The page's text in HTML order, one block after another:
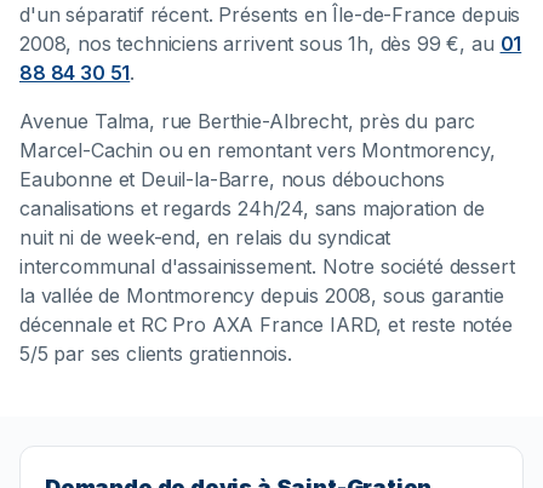
d'un séparatif récent. Présents en Île-de-France depuis
2008, nos techniciens arrivent sous 1h, dès 99 €, au 01
88 84 30 51.
Avenue Talma, rue Berthie-Albrecht, près du parc
Marcel-Cachin ou en remontant vers Montmorency,
Eaubonne et Deuil-la-Barre, nous débouchons
canalisations et regards 24h/24, sans majoration de
nuit ni de week-end, en relais du syndicat
intercommunal d'assainissement. Notre société dessert
la vallée de Montmorency depuis 2008, sous garantie
décennale et RC Pro AXA France IARD, et reste notée
5/5 par ses clients gratiennois.